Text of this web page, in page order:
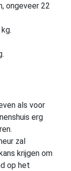
ongeveer 22
als voor
erg
zal
krijgen om
op het